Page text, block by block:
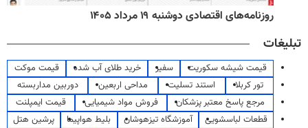
روزنامه‌های اقتصادی دوشنبه ۱۹ مرداد ۱۴۰۵
تبلیغات
قیمت شیشه سکوریت سفیر خرید طلای آب شده
قیمت موکت
تور کربلا
استند تسلیت مداحی اربعین
دوربین مداربسته
مرجع پاسخ معتبر پزشکان
فروش مواد شیمیایی
قیمت ایمپلنت
قطعات لباسشویی
آموزشگاه تیزهوشان بلیط هواپیما
پرشین هتل